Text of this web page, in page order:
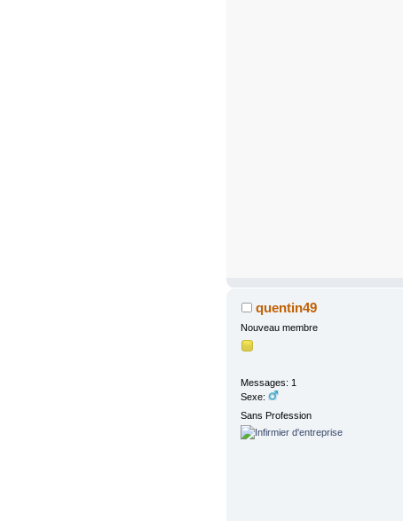
quentin49
Nouveau membre
Messages: 1
Sexe:
Sans Profession